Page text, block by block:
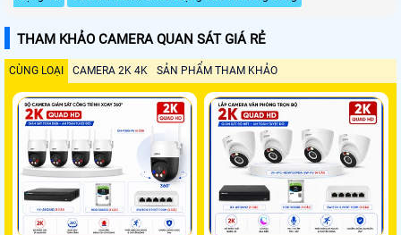
THAM KHẢO CAMERA QUAN SÁT GIÁ RẺ
CÙNG LOẠI CAMERA 2K 4K SẢN PHẨM THAM KHẢO